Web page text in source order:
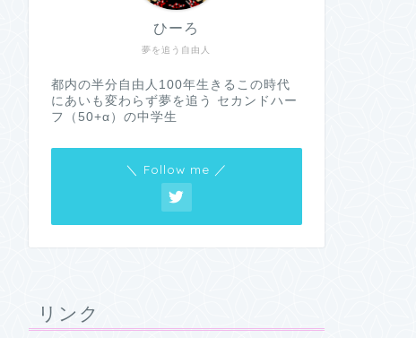
夢を追う自由人
ひーろ
都内の半分自由人100年生きるこの時代
にあいも変わらず夢を追う セカンドハー
フ（50+α）の中学生
＼ Follow me ／
リンク